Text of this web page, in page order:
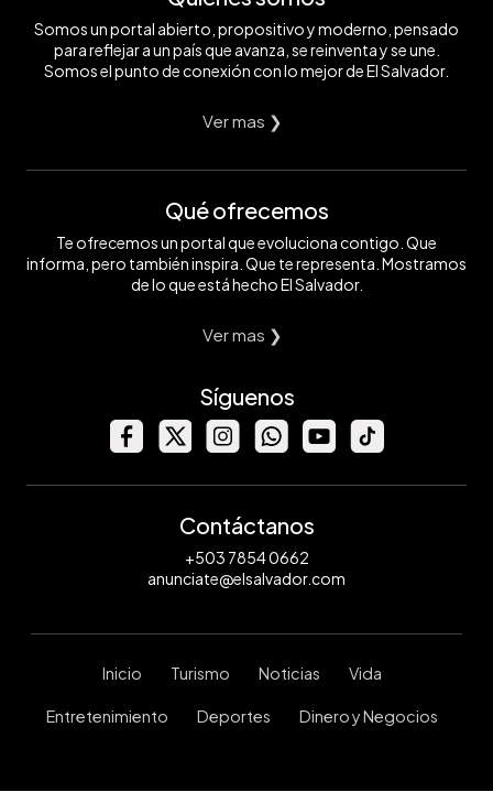
Somos un portal abierto, propositivo y moderno, pensado
para reflejar a un país que avanza, se reinventa y se une.
Somos el punto de conexión con lo mejor de El Salvador.
Ver mas ❯
Qué ofrecemos
Te ofrecemos un portal que evoluciona contigo. Que
informa, pero también inspira. Que te representa. Mostramos
de lo que está hecho El Salvador.
Ver mas ❯
Síguenos
Contáctanos
+503 7854 0662
anunciate@elsalvador.com
Inicio Turismo Noticias Vida
Entretenimiento Deportes Dinero y Negocios